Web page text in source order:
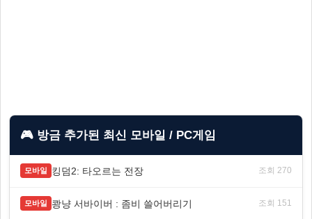
🎮 방금 추가된 최신 모바일 / PC게임
모바일 킹덤2: 타오르는 전장 조회 270
모바일 쾅냥 서바이버 : 좀비 쓸어버리기 조회 151